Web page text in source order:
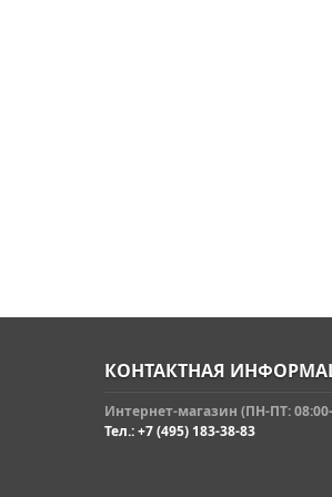
КОНТАКТНАЯ
Интернет-магазин (ПН-ПТ:
Тел.: +7 (495) 183-38-83